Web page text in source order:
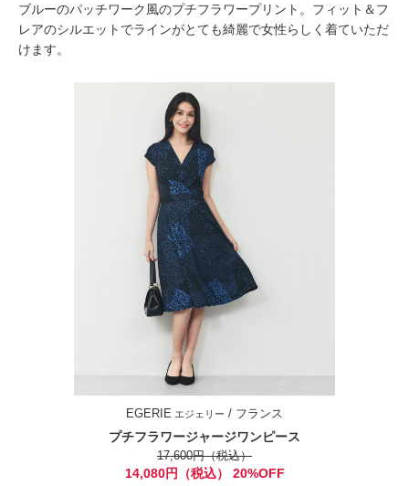
ブルーのパッチワーク風のプチフラワープリント。フィット＆フ
レアのシルエットでラインがとても綺麗で女性らしく着ていただ
けます。
EGERIE エジェリー / フランス
プチフラワージャージワンピース
17,600円（税込）
14,080円（税込） 20%OFF